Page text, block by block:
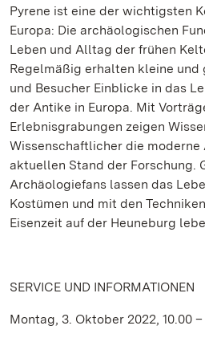
Pyrene ist eine der wichtigsten
Europa: Die archäologischen
Leben und Alltag der frühen
Regelmäßig erhalten kleine und
und Besucher Einblicke in das
der Antike in Europa. Mit
Erlebnisgrabungen zeigen
Wissenschaftlicher die moderne
aktuellen Stand der Forschung.
Archäologiefans lassen das
Kostümen und mit den
Eisenzeit auf der Heuneburg
SERVICE UND INFORMATIONEN
Montag, 3. Oktober 2022, 10.00 –